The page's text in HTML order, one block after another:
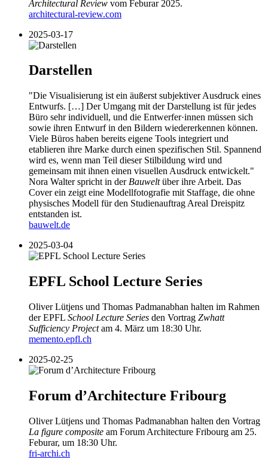
Architectural Review vom Feburar 2025.
architectural-review.com
2025-03-17
Darstellen
"Die Visualisierung ist ein äußerst subjektiver Ausdruck eines
Entwurfs. […] Der Umgang mit der Darstellung ist für jedes
Büro sehr individuell, und die Entwerfer·innen müssen sich
sowie ihren Entwurf in den Bildern wiedererkennen können.
Viele Büros haben bereits eigene Tools integriert und
etablieren ihre Marke durch einen spezifischen Stil. Spannend
wird es, wenn man Teil dieser Stilbildung wird und
gemeinsam mit ihnen einen visuellen Ausdruck entwickelt."
Nora Walter spricht in der Bauweltüber ihre Arbeit. Das
Cover ein zeigt eine Modellfotografie mit Staffage, die ohne
physisches Modell für den Studienauftrag Areal Dreispitz
entstanden ist.
bauwelt.de
2025-03-04
EPFL School Lecture Series
Oliver Lütjens und Thomas Padmanabhan halten im Rahmen
der EPFL School Lecture Series den Vortrag Zwhatt
Sufficiency Projectam 4. März um 18:30 Uhr.
memento.epfl.ch
2025-02-25
Forum d’Architecture Fribourg
Oliver Lütjens und Thomas Padmanabhan halten den Vortrag
La figure composite am Forum Architecture Fribourg am 25.
Feburar, um 18:30 Uhr.
fri-archi.ch